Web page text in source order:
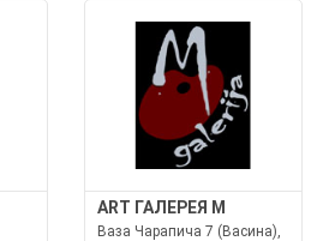
ART ГАЛЕРЕЯ М
Ваза Чарапича 7 (Васина),